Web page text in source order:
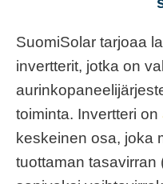
SuomiSolar tarjoaa
invertterit, jotka on
toiminta. Invertteri on
keskeinen osa, joka
tuottaman tasavirran